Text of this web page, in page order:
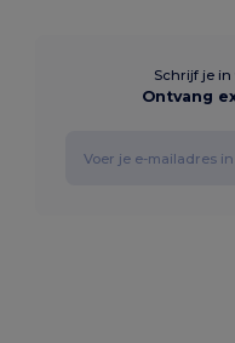
Schrijf je
Ontvang